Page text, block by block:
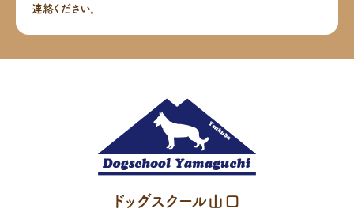
連絡ください。
ドッグスクール山口